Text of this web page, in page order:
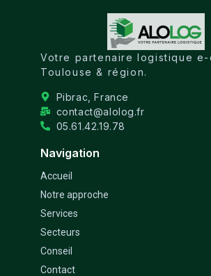
Votre partenaire logistique e-
Toulouse & région.
Pibrac, France
contact@alolog.fr
05.61.42.19.78
Navigation
Accueil
Notre approche
Services
Secteurs
Conseil
Contact